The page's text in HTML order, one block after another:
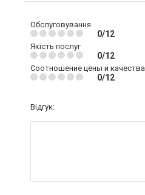
Обслуговування
0/12
Якість послуг
0/12
Соотношение цены и качества
0/12
Відгук: